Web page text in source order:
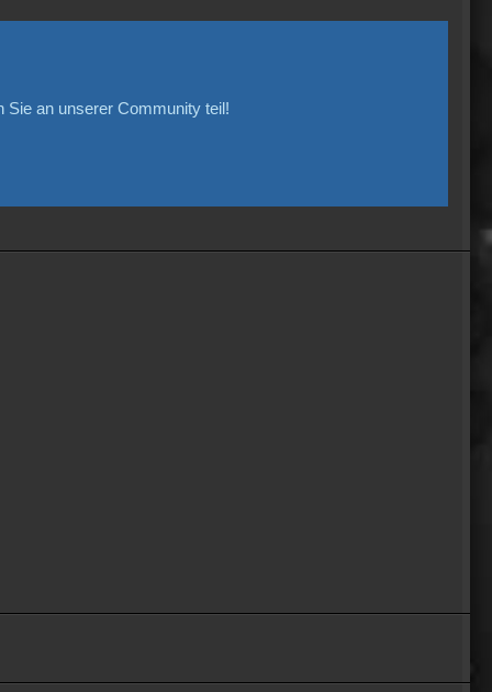
Sie an unserer Community teil!